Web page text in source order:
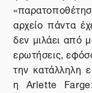
αρχείο πάντα
δεν μιλάει από
ερωτήσεις,
την κατάλληλη
η Arlette Farge